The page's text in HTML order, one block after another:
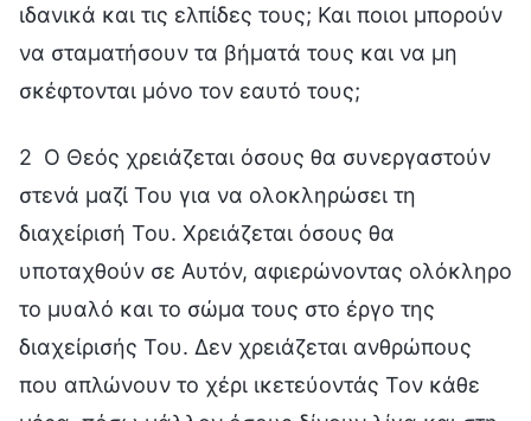
ιδανικά και τις ελπίδες τους; Και ποιοι μπορούν
να σταματήσουν τα βήματά τους και να μη
σκέφτονται μόνο τον εαυτό τους;
2 Ο Θεός χρειάζεται όσους θα συνεργαστούν
στενά μαζί Του για να ολοκληρώσει τη
διαχείρισή Του. Χρειάζεται όσους θα
υποταχθούν σε Αυτόν, αφιερώνοντας ολόκληρο
το μυαλό και το σώμα τους στο έργο της
διαχείρισής Του. Δεν χρειάζεται ανθρώπους
που απλώνουν τo χέρι ικετεύοντάς Τον κάθε